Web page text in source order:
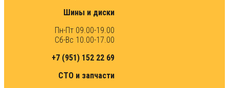
Шины и диски
Пн-Пт 09.00-19.00
Сб-Вс 10.00-17.00
+7 (951) 152 22 69
СТО и запчасти